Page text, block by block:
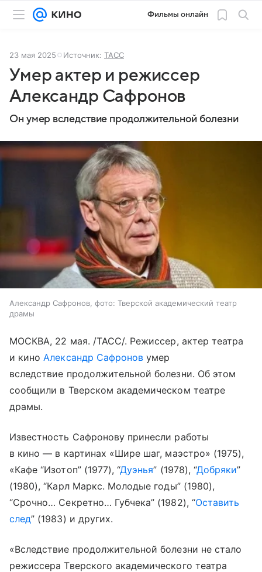
Фильмы онлайн
23 мая 2025 Источник: ТАСС
Умер актер и режиссер
Александр Сафронов
Он умер вследствие продолжительной болезни
Александр Сафронов, фото: Тверской академический театр
драмы
МОСКВА, 22 мая. /ТАСС/. Режиссер, актер театра
и киноАлександр Сафронов умер
вследствие продолжительной болезни. Об этом
сообщили в Тверском академическом театре
драмы.
Известность Сафронову принесли работы
в кино — в картинах «Шире шаг, маэстро» (1975),
«Кафе “Изотоп” (1977), “Дуэнья” (1978), “Добряки”
(1980), “Карл Маркс. Молодые годы” (1980),
“Срочно… Секретно… Губчека” (1982), “Оставить
след” (1983) и других.
«Вследствие продолжительной болезни не стало
режиссера Тверского академического театра